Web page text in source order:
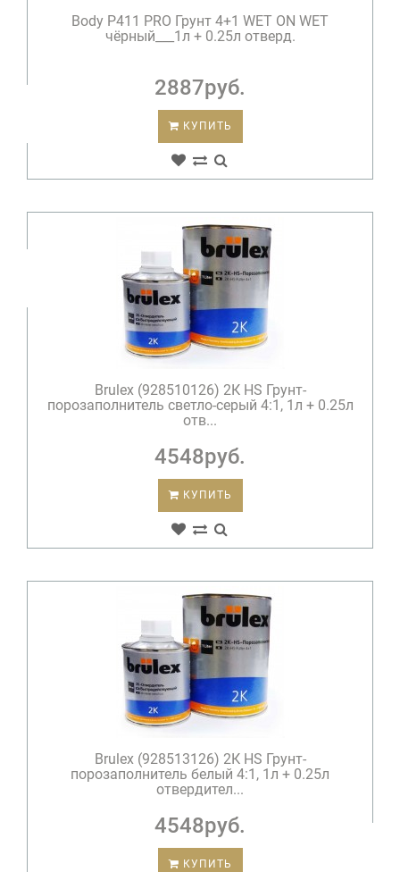
Body P411 PRO Грунт 4+1 WET ON WET
чёрный___1л + 0.25л отверд.
2887руб.
КУПИТЬ
Brulex (928510126) 2К HS Грунт-
порозаполнитель светло-серый 4:1, 1л + 0.25л
отв...
4548руб.
КУПИТЬ
Brulex (928513126) 2К HS Грунт-
порозаполнитель белый 4:1, 1л + 0.25л
отвердител...
4548руб.
КУПИТЬ